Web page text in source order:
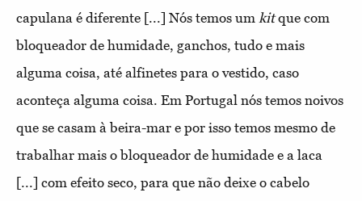
capulana é diferente [...] Nós temos um kitque com
bloqueador de humidade, ganchos, tudo e mais
alguma coisa, até alfinetes para o vestido, caso
aconteça alguma coisa. Em Portugal nós temos noivos
que se casam à beira-mar e por isso temos mesmo de
trabalhar mais o bloqueador de humidade e a laca
[...] com efeito seco, para que não deixe o cabelo